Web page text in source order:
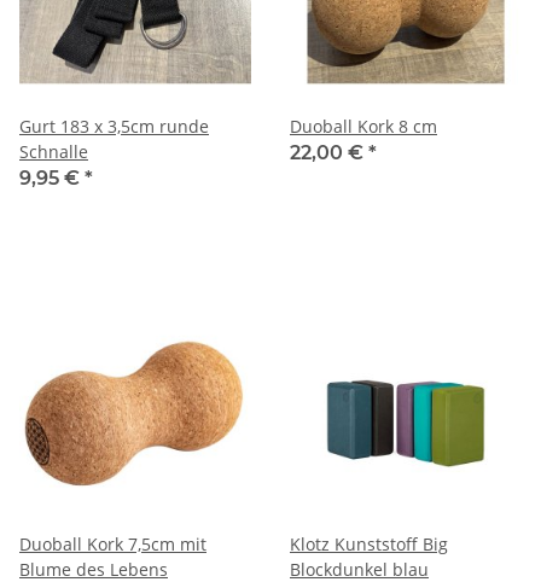
Gurt 183 x 3,5cm runde
Schnalle
9,95 € *
Duoball Kork 8 cm
22,00 € *
Duoball Kork 7,5cm mit
Blume des Lebens
Klotz Kunststoff Big
Blockdunkel blau